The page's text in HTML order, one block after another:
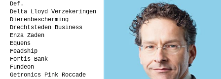
Def.
Delta Lloyd Verzekeringen
Dierenbescherming
Drechtsteden Business
Enza Zaden
Equens
Feadship
Fortis Bank
Fundeon
Getronics Pink Roccade